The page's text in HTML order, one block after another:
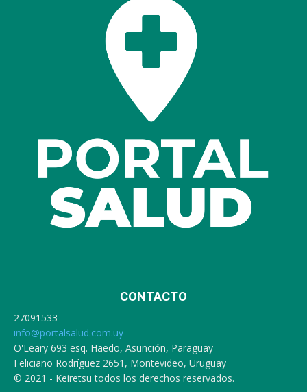
CONTACTO
27091533
info@portalsalud.com.uy
O'Leary 693 esq. Haedo, Asunción, Paraguay
Feliciano Rodríguez 2651, Montevideo, Uruguay
© 2021 - Keiretsu todos los derechos reservados.